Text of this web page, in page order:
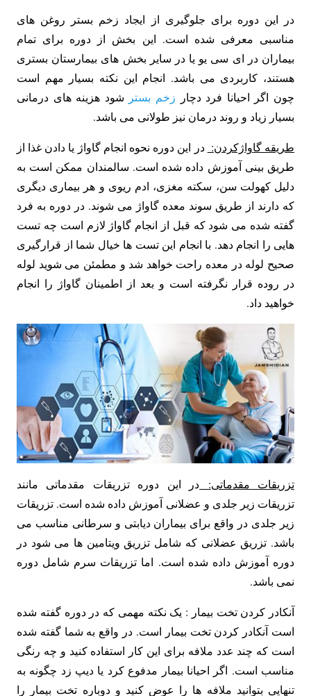
در این دوره برای جلوگیری از ایجاد زخم بستر روغن های
مناسبی معرفی شده است. این بخش از دوره برای تمام
بیماران در ای سی یو یا در سایر بخش های بیمارستان بستری
هستند، کاربردی می باشد. انجام این نکته بسیار مهم است
چون اگر احیانا فرد دچار زخم بستر شود هزینه های درمانی
بسیار زیاد و روند درمان نیز طولانی می باشد.
طریقه گاواژکردن: در این دوره نحوه انجام گاواژ یا دادن غذا از
طریق بینی آموزش داده شده است. سالمندان ممکن است به
دلیل کهولت سن، سکته مغزی، ادم ریوی و هر بیماری دیگری
که دارند از طریق سوند معده گاواژ می شوند. در دوره به فرد
گفته شده می شود که قبل از انجام گاواژ لازم است چه تست
هایی را انجام دهد. با انجام این تست ها خیال شما از قرارگیری
صحیح لوله در معده راحت خواهد شد و مطمئن می شوید لوله
در روده قرار نگرفته است و بعد از اطمینان گاواژ را انجام
خواهید داد.
تزریقات مقدماتی: در این دوره تزریقات مقدماتی مانند
تزریقات زیر جلدی و عضلانی آموزش داده شده است. تزریقات
زیر جلدی در واقع برای بیماران دیابتی و سرطانی مناسب می
باشد. تزریق عضلانی که شامل تزریق ویتامین ها می شود در
دوره آموزش داده شده است. اما تزریقات سرم شامل دوره
نمی باشد.
آنکادر کردن تخت بیمار : یک نکته مهمی که در دوره گفته شده
است آنکادر کردن تخت بیمار است. در واقع به شما گفته شده
است که چند عدد ملافه برای این کار استفاده کنید و چه رنگی
مناسب است. اگر احیانا بیمار مدفوع کرد یا دیپ زد چگونه به
تنهایی بتوانید ملافه ها را عوض کنید و دوباره تخت بیمار را